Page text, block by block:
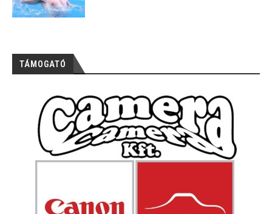
TÁMOGATÓ